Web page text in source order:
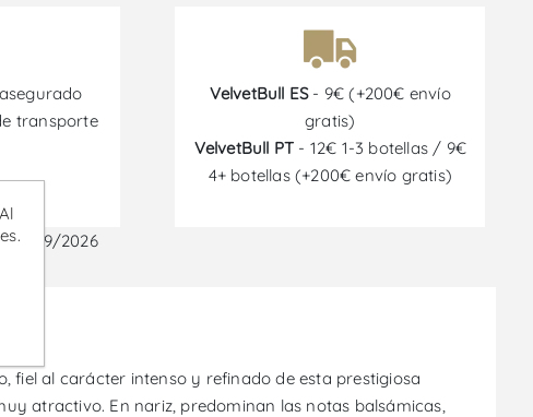
transporte
VelvetBull ES- 9€ (+200€ envío
gratis)
VelvetBull PT - 12€ 1-3 botellas / 9€
4+ botellas (+200€ envío gratis)
30/09/2026
fiel al carácter intenso y refinado de esta prestigiosa
atractivo. En nariz, predominan las notas balsámicas,